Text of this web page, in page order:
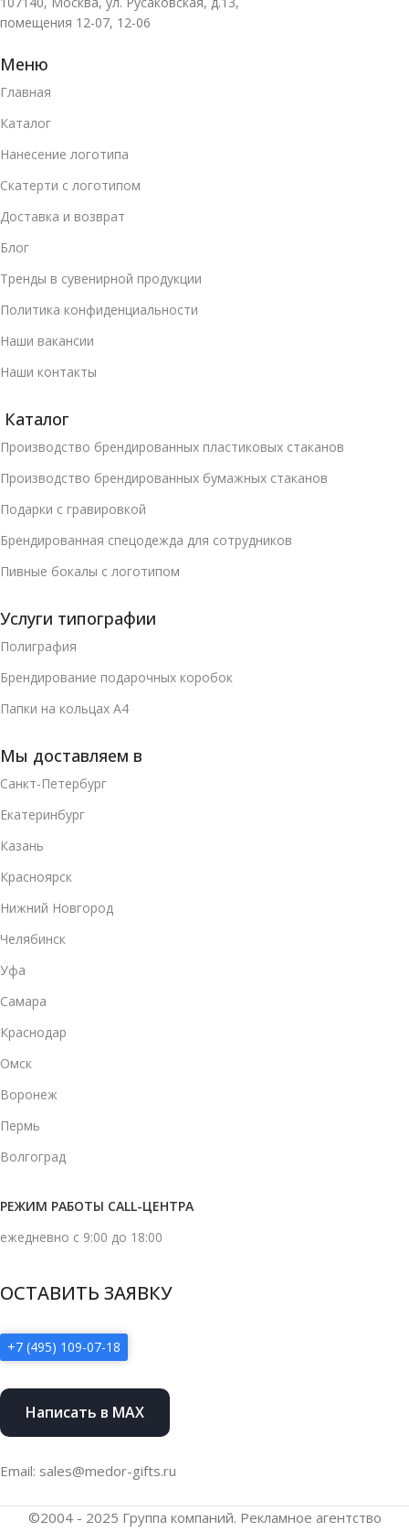
помещения 12-07, 12-06
Меню
Главная
Каталог
Нанесение логотипа
Скатерти с логотипом
Доставка и возврат
Блог
Тренды в сувенирной продукции
Политика конфиденциальности
Наши вакансии
Наши контакты
Каталог
Производство брендированных пластиковых стаканов
Производство брендированных бумажных стаканов
Подарки с гравировкой
Брендированная спецодежда для сотрудников
Пивные бокалы с логотипом
Услуги типографии
Полиграфия
Брендирование подарочных коробок
Папки на кольцах А4
Мы доставляем в
Санкт-Петербург
Екатеринбург
Казань
Красноярск
Нижний Новгород
Челябинск
Уфа
Самара
Краснодар
Омск
Воронеж
Пермь
Волгоград
РЕЖИМ РАБОТЫ CALL-ЦЕНТРА
ежедневно с 9:00 до 18:00
ОСТАВИТЬ ЗАЯВКУ
+7 (495) 109-07-18
Написать в MAX
Email: sales@medor-gifts.ru
©2004 - 2025 Группа компаний. Рекламное агентство